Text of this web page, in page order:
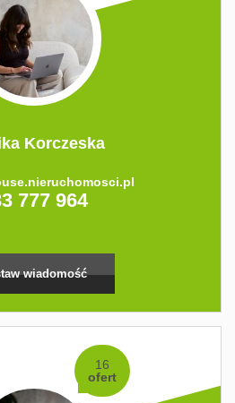
Korczeska
777 964
wiadomość
16
ofert